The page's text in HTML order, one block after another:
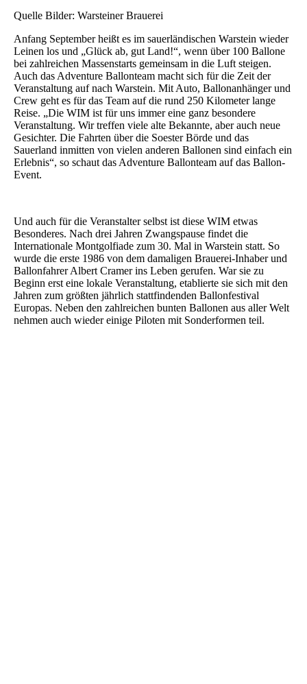
Quelle Bilder: Warsteiner Brauerei
Anfang September heißt es im sauerländischen Warstein wieder
Leinen los und „Glück ab, gut Land!“, wenn über 100 Ballone
bei zahlreichen Massenstarts gemeinsam in die Luft steigen.
Auch das Adventure Ballonteam macht sich für die Zeit der
Veranstaltung auf nach Warstein. Mit Auto, Ballonanhänger und
Crew geht es für das Team auf die rund 250 Kilometer lange
Reise. „Die WIM ist für uns immer eine ganz besondere
Veranstaltung. Wir treffen viele alte Bekannte, aber auch neue
Gesichter. Die Fahrten über die Soester Börde und das
Sauerland inmitten von vielen anderen Ballonen sind einfach ein
Erlebnis“, so schaut das Adventure Ballonteam auf das Ballon-
Event.
Und auch für die Veranstalter selbst ist diese WIM etwas
Besonderes. Nach drei Jahren Zwangspause findet die
Internationale Montgolfiade zum 30. Mal in Warstein statt. So
wurde die erste 1986 von dem damaligen Brauerei-Inhaber und
Ballonfahrer Albert Cramer ins Leben gerufen. War sie zu
Beginn erst eine lokale Veranstaltung, etablierte sie sich mit den
Jahren zum größten jährlich stattfindenden Ballonfestival
Europas. Neben den zahlreichen bunten Ballonen aus aller Welt
nehmen auch wieder einige Piloten mit Sonderformen teil.